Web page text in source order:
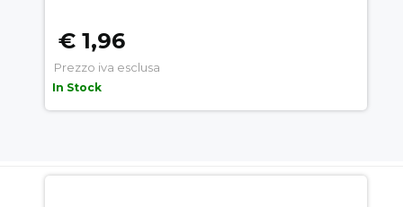
€ 1,96
Prezzo iva esclusa
In Stock